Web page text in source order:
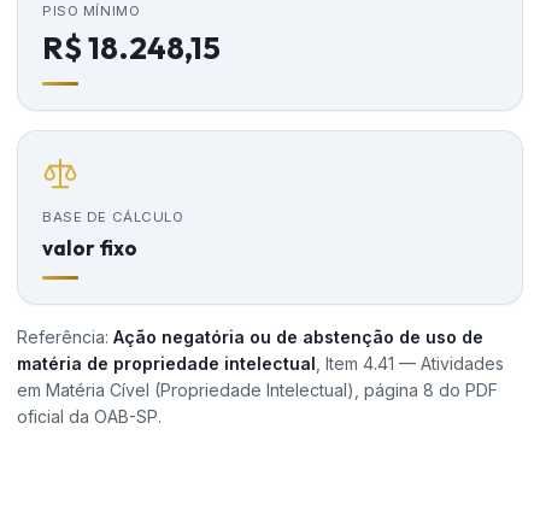
PISO MÍNIMO
R$ 18.248,15
BASE DE CÁLCULO
valor fixo
Referência: Ação negatória ou de abstenção de uso de
matéria de propriedade intelectual , Item 4.41 — Atividades
em Matéria Cível (Propriedade Intelectual), página 8 do PDF
oficial da OAB-SP.